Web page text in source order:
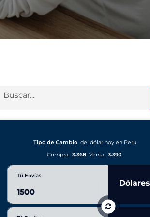
Tipo de Cambio del dólar hoy en Perú
Compra: 3.368 Venta: 3.393
Tú Envías
Dólares